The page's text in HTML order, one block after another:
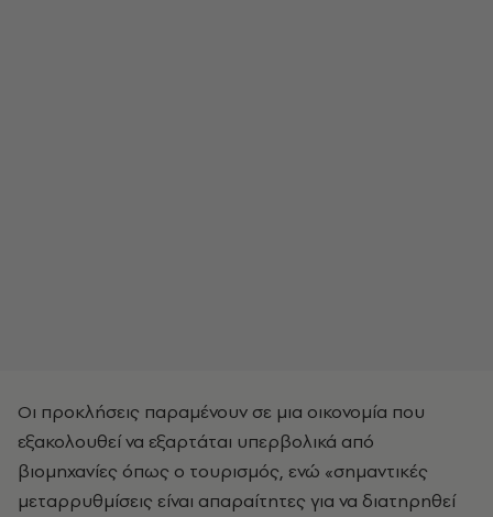
Οι προκλήσεις παραμένουν σε μια οικονομία που
εξακολουθεί να εξαρτάται υπερβολικά από
βιομηχανίες όπως ο τουρισμός, ενώ «σημαντικές
μεταρρυθμίσεις είναι απαραίτητες για να διατηρηθεί